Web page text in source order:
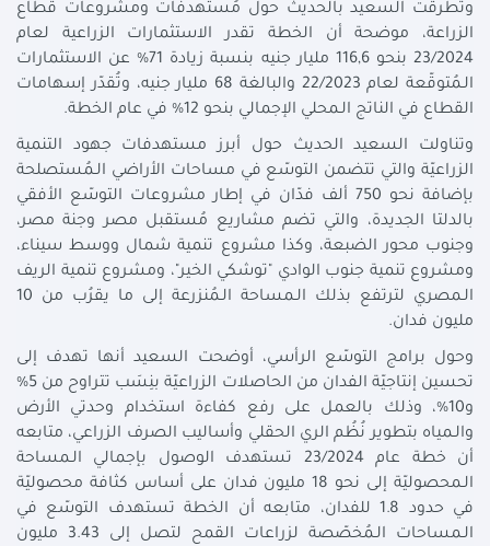
وتطرقت السعيد بالحديث حول مُستهدفات ومشروعات قطاع
الزراعة، موضحة أن الخطة تقدر الاستثمارات الزراعية لعام
23/2024 بنحو 116,6 مليار جنيه بنسبة زيادة 71% عن الاستثمارات
الـمُتوقّعة لعام 22/2023 والبالغة 68 مليار جنيه، وتُقدّر إسهامات
القطاع في الناتج الـمحلي الإجمالي بنحو 12% في عام الخطة.
وتناولت السعيد الحديث حول أبرز مستهدفات جهود التنمية
الزراعيّة والتي تتضمن التوسّع في مساحات الأراضي الـمُستصلحة
بإضافة نحو 750 ألف فدّان في إطار مشروعات التوسّع الأفقي
بالدلتا الجديدة، والتي تضم مشاريع مُستقبل مصر وجنة مصر،
وجنوب محور الضبعة، وكذا مشروع تنمية شمال ووسط سيناء،
ومشروع تنمية جنوب الوادي "توشكي الخير"، ومشروع تنمية الريف
الـمصري لترتفع بذلك الـمساحة الـمُنزرعة إلى ما يقرُب من 10
مليون فدان.
وحول برامج التوسّع الرأسي، أوضحت السعيد أنها تهدف إلى
تحسين إنتاجيّة الفدان من الحاصلات الزراعيّة بنِسَب تتراوح من 5%
و10%، وذلك بالعمل على رفع كفاءة استخدام وحدتي الأرض
والـمياه بتطوير نُظُم الري الحقلي وأساليب الصرف الزراعي، متابعه
أن خطة عام 23/2024 تستهدف الوصول بإجمالي الـمساحة
الـمحصوليّة إلى نحو 18 مليون فدان على أساس كثافة محصوليّة
في حدود 1.8 للفدان، متابعه أن الخطة تستهدف التوسّع في
الـمساحات الـمُخصّصة لزراعات القمح لتصل إلى 3.43 مليون